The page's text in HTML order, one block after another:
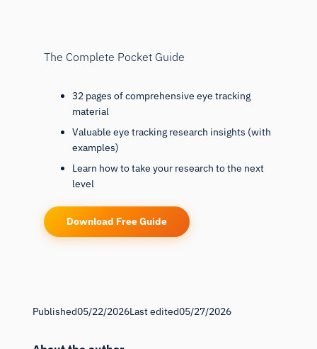
The Complete Pocket Guide
32 pages of comprehensive eye tracking
material
Valuable eye tracking research insights (with
examples)
Learn how to take your research to the next
level
Download Free Guide
Published05/22/2026Last edited05/27/2026